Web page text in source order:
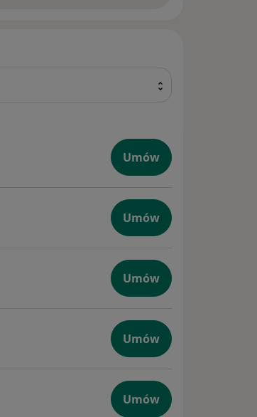
Umów
Umów
Umów
Umów
Umów